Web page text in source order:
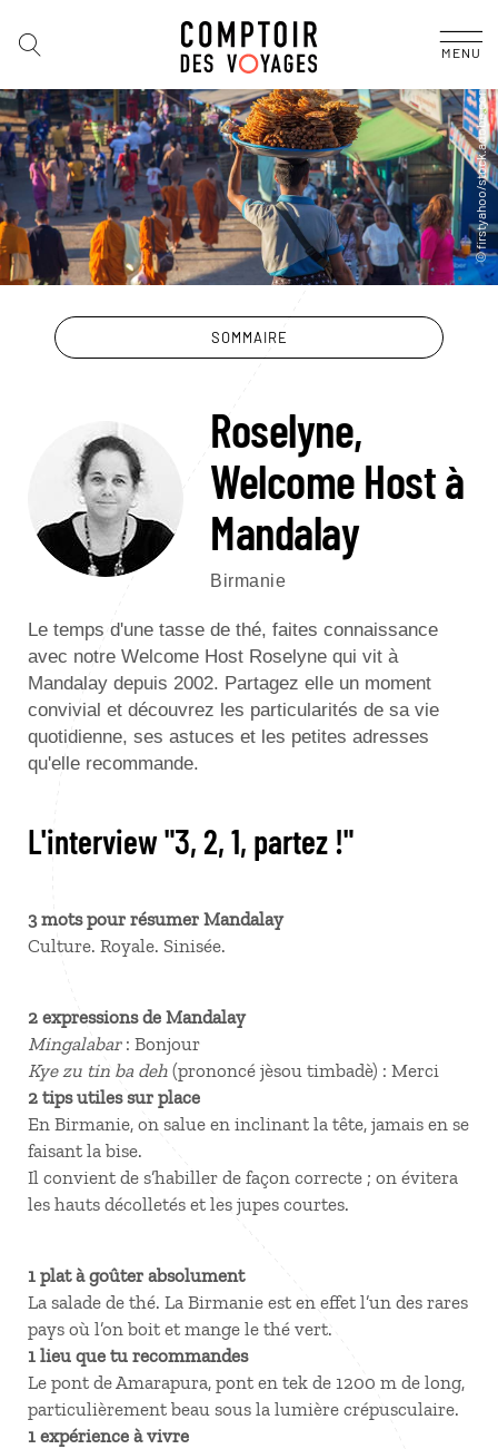
MENU
SOMMAIRE
Roselyne,
Welcome Host à
Mandalay
Birmanie
Le temps d'une tasse de thé, faites connaissance
avec notre Welcome Host Roselyne qui vit à
Mandalay depuis 2002. Partagez elle un moment
convivial et découvrez les particularités de sa vie
quotidienne, ses astuces et les petites adresses
qu'elle recommande.
L'interview "3, 2, 1, partez !"
3 mots pour résumer Mandalay
Culture. Royale. Sinisée.
2 expressions de Mandalay
Mingalabar: Bonjour
Kye zu tin ba deh (prononcé jèsou timbadè) : Merci
2 tips utiles sur place
En Birmanie, on salue en inclinant la tête, jamais en se
faisant la bise.
Il convient de s’habiller de façon correcte ; on évitera
les hauts décolletés et les jupes courtes.
1 plat à goûter absolument
La salade de thé. La Birmanie est en effet l’un des rares
pays où l’on boit et mange le thé vert.
1 lieu que tu recommandes
Le pont de Amarapura, pont en tek de 1200 m de long,
particulièrement beau sous la lumière crépusculaire.
1 expérience à vivre